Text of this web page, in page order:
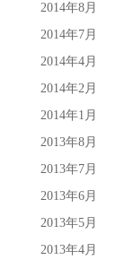
2014年8月
2014年7月
2014年4月
2014年2月
2014年1月
2013年8月
2013年7月
2013年6月
2013年5月
2013年4月